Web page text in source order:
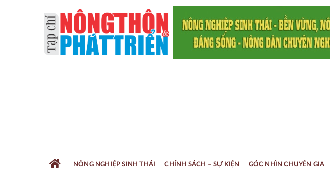
NÔNG NGHIỆP SINH THÁI CHÍNH SÁCH – SỰ KIỆN GÓC NHÌN CHUYÊN GIA